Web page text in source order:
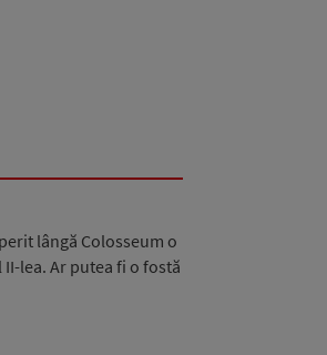
lângă Colosseum o
lea. Ar putea fi o fostă